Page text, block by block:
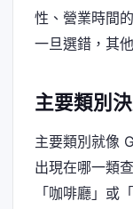
性、營業時間
一旦選錯，其
主要類別
主要類別就像
出現在哪一類
「咖啡廳」或